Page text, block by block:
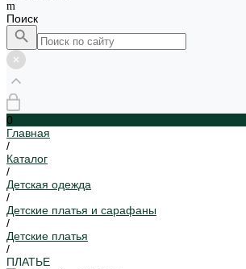
Поиск
0
Главная
/
Каталог
/
Детская одежда
/
Детские платья и сарафаны
/
Детские платья
/
ПЛАТЬЕ